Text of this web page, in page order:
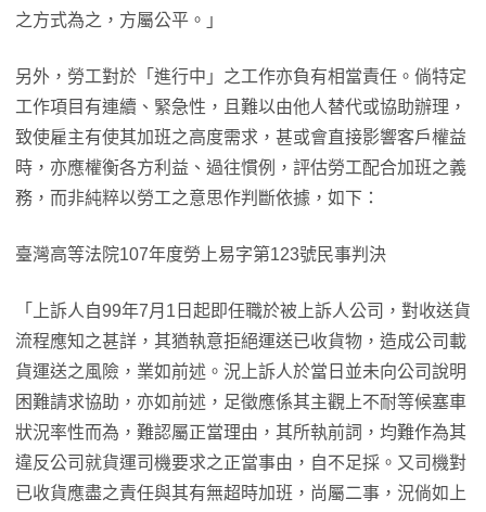
之方式為之，方屬公平。」
另外，勞工對於「進行中」之工作亦負有相當責任。倘特定
工作項目有連續、緊急性，且難以由他人替代或協助辦理，
致使雇主有使其加班之高度需求，甚或會直接影響客戶權益
時，亦應權衡各方利益、過往慣例，評估勞工配合加班之義
務，而非純粹以勞工之意思作判斷依據，如下：
臺灣高等法院107年度勞上易字第123號民事判決
「上訴人自99年7月1日起即任職於被上訴人公司，對收送貨
流程應知之甚詳，其猶執意拒絕運送已收貨物，造成公司載
貨運送之風險，業如前述。況上訴人於當日並未向公司說明
困難請求協助，亦如前述，足徵應係其主觀上不耐等候塞車
狀況率性而為，難認屬正當理由，其所執前詞，均難作為其
違反公司就貨運司機要求之正當事由，自不足採。又司機對
已收貨應盡之責任與其有無超時加班，尚屬二事，況倘如上